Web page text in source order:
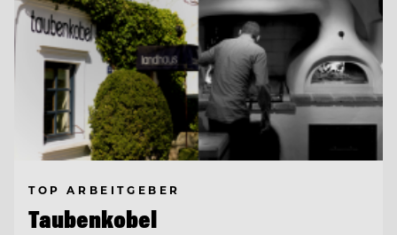
TOP ARBEITGEBER
Taubenkobel